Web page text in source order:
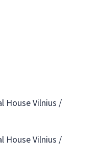
House Vilnius /
House Vilnius /